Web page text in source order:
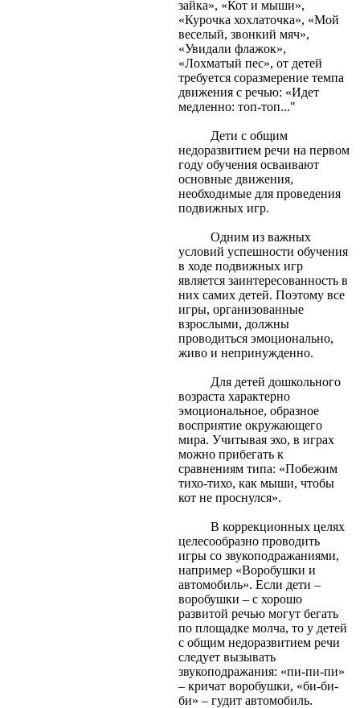
зайка», «Кот и мыши»,
«Курочка хохлаточка», «Мой
веселый, звонкий мяч»,
«Увидали флажок»,
«Лохматый пес», от детей
требуется соразмерение темпа
движения с речью: «Идет
медленно: топ-топ..."
Дети с общим
недоразвитием речи на первом
году обучения осваивают
основные движения,
необходимые для проведения
подвижных игр.
Одним из важных
условий успешности обучения
в ходе подвижных игр
является заинтересованность в
них самих детей. Поэтому все
игры, организованные
взрослыми, должны
проводиться эмоционально,
живо и непринужденно.
Для детей дошкольного
возраста характерно
эмоциональное, образное
восприятие окружающего
мира. Учитывая эхо, в играх
можно прибегать к
сравнениям типа: «Побежим
тихо-тихо, как мыши, чтобы
кот не проснулся».
В коррекционных целях
целесообразно проводить
игры со звукоподражаниями,
например «Воробушки и
автомобиль». Если дети –
воробушки – с хорошо
развитой речью могут бегать
по площадке молча, то у детей
с общим недоразвитием речи
следует вызывать
звукоподражания: «пи-пи-пи»
– кричат воробушки, «би-би-
би» – гудит автомобиль.